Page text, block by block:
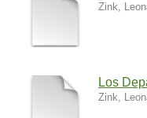
Zink,
Los
Zink,